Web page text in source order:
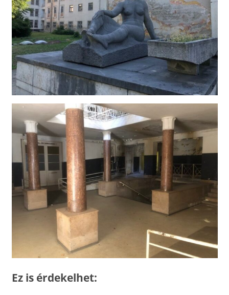
Ez is érdekelhet: